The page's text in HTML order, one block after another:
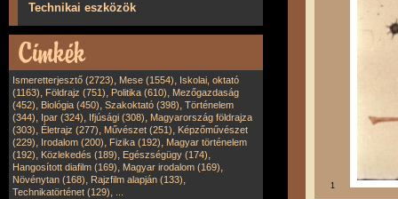
Technikai eszközök
Ismeretterjesztő (2723), Mese (1554), Iskolai, oktató
(1163), Földrajz (751), Politika (610), Mezőgazdaság
(452), Biológia (450), Szakoktató (398), Történelem
(344), Ipar (324), Ifjúsági (308), Magyarország földrajza
(303), Életrajz (277), Művészet (251), Képzőművészet
(229), Irodalom (200), Fizika (192), Magyar történelem
(192), Közlekedés (189), Egészségügy (174),
Hangosított diafilm (169), Magyar irodalom (169),
Növénytan (168), Rajzfilm alapján (133),
Technikatörténet (129), 1